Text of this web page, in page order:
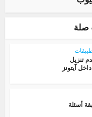
صلة
تنزيل
آيتونز
أسئلة